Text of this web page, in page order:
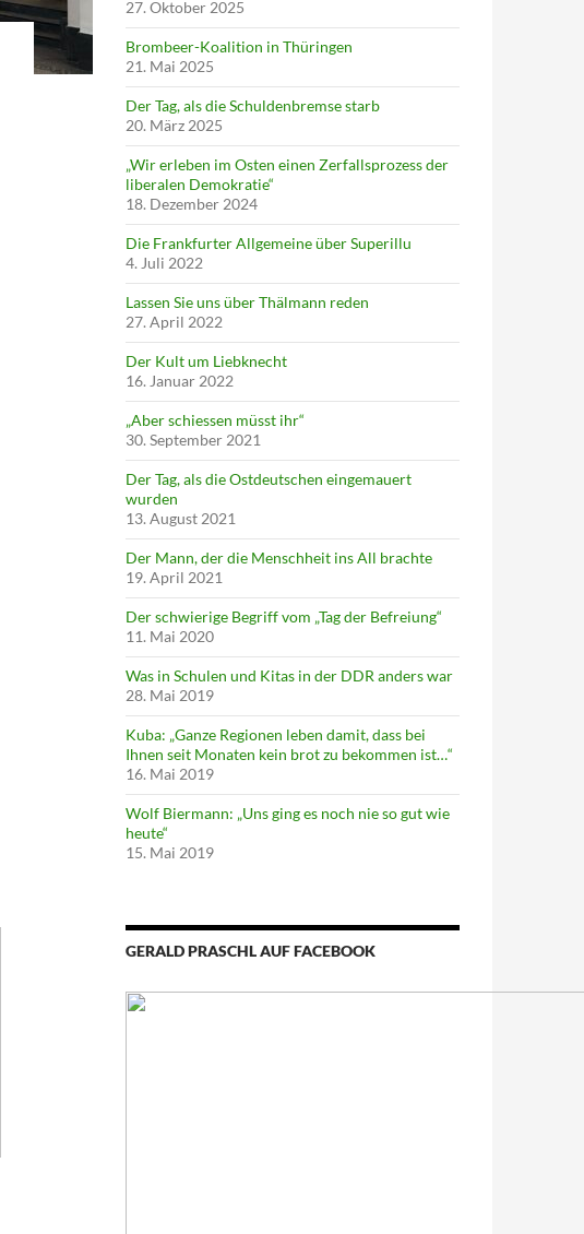
27. Oktober 2025
Brombeer-Koalition in Thüringen
21. Mai 2025
Der Tag, als die Schuldenbremse starb
20. März 2025
„Wir erleben im Osten einen Zerfallsprozess der
liberalen Demokratie“
18. Dezember 2024
Die Frankfurter Allgemeine über Superillu
4. Juli 2022
Lassen Sie uns über Thälmann reden
27. April 2022
Der Kult um Liebknecht
16. Januar 2022
„Aber schiessen müsst ihr“
30. September 2021
Der Tag, als die Ostdeutschen eingemauert
wurden
13. August 2021
Der Mann, der die Menschheit ins All brachte
19. April 2021
Der schwierige Begriff vom „Tag der Befreiung“
11. Mai 2020
Was in Schulen und Kitas in der DDR anders war
28. Mai 2019
Kuba: „Ganze Regionen leben damit, dass bei
Ihnen seit Monaten kein brot zu bekommen ist…“
16. Mai 2019
Wolf Biermann: „Uns ging es noch nie so gut wie
heute“
15. Mai 2019
GERALD PRASCHL AUF FACEBOOK